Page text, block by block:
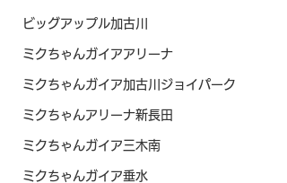
ビッグアップル加古川
ミクちゃんガイアアリーナ
ミクちゃんガイア加古川ジョイパーク
ミクちゃんアリーナ新長田
ミクちゃんガイア三木南
ミクちゃんガイア垂水